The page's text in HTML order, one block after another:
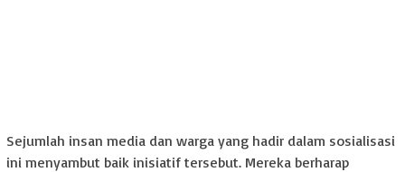
Sejumlah insan media dan warga yang hadir dalam sosialisasi
ini menyambut baik inisiatif tersebut. Mereka berharap